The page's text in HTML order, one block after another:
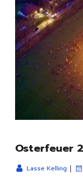
Osterfeuer
Lasse Kelling |